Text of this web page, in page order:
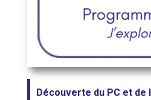
Découverte du PC et de